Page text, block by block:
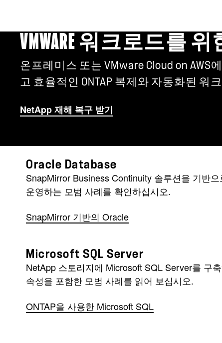
VMWARE 워크로드를
온프레미스 또는 VMware Cloud on AWS
고 효율적인 ONTAP 복제와 자동화된
NetApp 재해 복구 받기
Oracle Database
SnapMirror Business Continuity 솔루션을 기반
운영하는 모범 사례를 확인하십시오.
SnapMirror 기반의 Oracle
Microsoft SQL Server
NetApp 스토리지에 Microsoft SQL Server를 구
속성을 포함한 모범 사례를 읽어 보십시오.
ONTAP을 사용한 Microsoft SQL